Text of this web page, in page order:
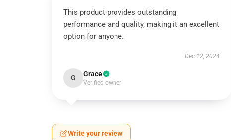
This product provides outstanding
performance and quality, making it an excellent
option for anyone.
Dec 12, 2024
G Grace
Verified owner
Write your review